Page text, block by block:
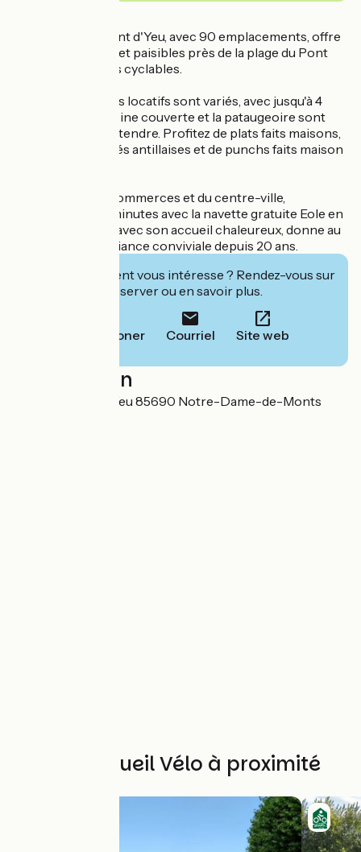
Le camping Le Pont d'Yeu, avec 90 emplacements, offre
des vacances zen et paisibles près de la plage du Pont
d'Yeu et des pistes cyclables.
Les hébergements locatifs sont variés, avec jusqu'à 4
chambres. La piscine couverte et la pataugeoire sont
idéales pour se détendre. Profitez de plats faits maisons,
avec des spécialités antillaises et de punchs faits maison
À proximité des commerces et du centre-ville,
accessible en 15 minutes avec la navette gratuite Eole en
juillet-août. Yann, avec son accueil chaleureux, donne au
camping une ambiance conviviale depuis 20 ans.
Cet établissement vous intéresse ? Rendez-vous sur
leur site pour réserver ou en savoir plus.
Téléphoner Courriel Site web
Localisation
10 rue du Pont d'Yeu 85690 Notre-Dame-de-Monts
Autres Accueil Vélo à proximité